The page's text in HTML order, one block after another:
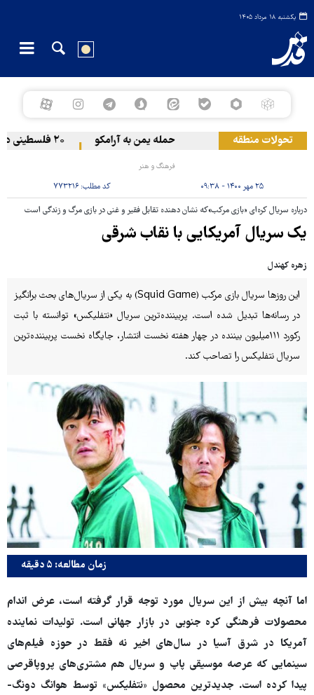
یکشنبه ۱۸ مرداد ۱۴۰۵
تحولات منطقه حمله یمن به آرامکو ۲۰ فلسطینی در حملات صهیونیست‌ها و شهرک‌نشینان در کرانه باختری زخمی شدند
فرهنگ و هنر
۲۵ مهر ۱۴۰۰ - ۰۹:۳۸ کد مطلب: ۷۷۳۲۱۶
درباره سریال کره‌ای «بازی مرکب»که نشان دهنده تقابل فقیر و غنی در بازی مرگ و زندگی است
یک سریال آمریکایی با نقاب شرقی
زهره کهندل
این روزها سریال بازی مرکب (Squid Game) به یکی از سریال‌های بحث برانگیز
در رسانه‌ها تبدیل شده است. پربیننده‌ترین سریال «نتفلیکس» توانسته با ثبت
رکورد ۱۱۱میلیون بیننده در چهار هفته نخست انتشار، جایگاه نخست پربیننده‌ترین
سریال نتفلیکس را تصاحب کند.
زمان مطالعه: ۵ دقیقه
اما آنچه بیش از این سریال مورد توجه قرار گرفته است، عرض اندام
محصولات فرهنگی کره جنوبی در بازار جهانی است. تولیدات نماینده
آمریکا در شرق آسیا در سال‌های اخیر نه فقط در حوزه فیلم‌های
سینمایی که عرصه موسیقی پاپ و سریال هم مشتری‌های پروپاقرصی
پیدا کرده است. جدیدترین محصول «نتفلیکس» توسط هوانگ دونگ-